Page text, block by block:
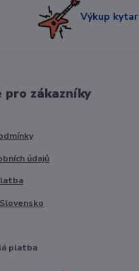
Výkup kytar
pro zákazníky
údajů
platba